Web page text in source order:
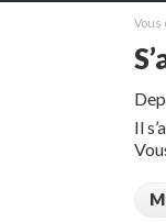
Vous
Il